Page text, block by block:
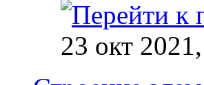
23 окт